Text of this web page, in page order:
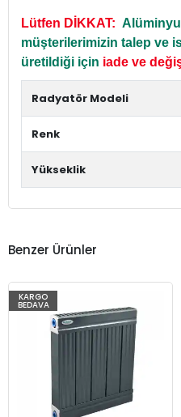
Lütfen DİKKAT:
müşterilerimizin talep ve
üretildiği için iade ve
Radyatör Modeli
Renk
Yükseklik
Benzer Ürünler
KARGO
BEDAVA